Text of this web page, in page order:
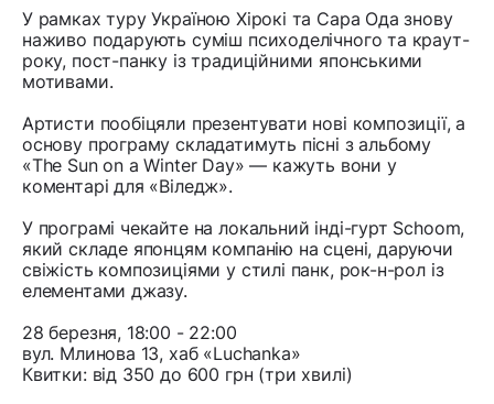
У рамках туру Україною Хірокі та Сара Ода знову
наживо подарують суміш психоделічного та краут-
року, пост-панку із традиційними японськими
мотивами.
Артисти пообіцяли презентувати нові композиції, а
основу програму складатимуть пісні з альбому
«The Sun on a Winter Day» — кажуть вони у
коментарі для «Віледж».
У програмі чекайте на локальний інді-гурт Schoom,
який складе японцям компанію на сцені, даруючи
свіжість композиціями у стилі панк, рок-н-рол із
елементами джазу.
28 березня, 18:00 - 22:00
вул. Млинова 13, хаб «Luchanka»
Квитки: від 350 до 600 грн (три хвилі)